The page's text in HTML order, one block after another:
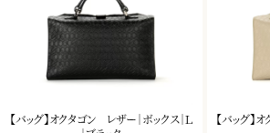
【バッグ】オクタゴン レザー｜ボックス｜Ｌ
【バッグ】